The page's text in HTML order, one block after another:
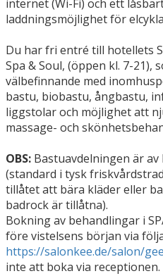
internet (Wi-Fi) och ett
laddningsmöjlighet för
Du har fri entré till hotellets
Spa & Soul, (öppen kl. 7-21),
välbefinnande med
bastu, biobastu, ångbastu,
liggstolar och möjlighet att
massage- och
OBS: Bastuavdelningen är
(standard i tysk
tillåtet att bära kläder eller
badrock är tillåtna).
Bokning av behandlingar i
före vistelsens början via
https://salonkee.de/salon/
inte att boka via receptionen.